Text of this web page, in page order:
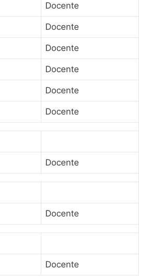
Docente
Docente
Docente
Docente
Docente
Docente
Docente
Docente
Docente